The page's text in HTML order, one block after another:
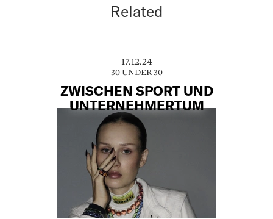
Related
17.12.24
30 UNDER 30
ZWISCHEN SPORT UND
UNTERNEHMERTUM